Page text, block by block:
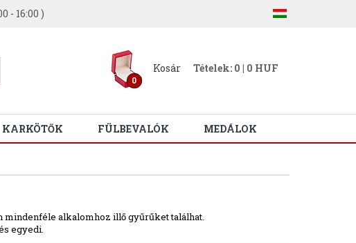
- 16:00 )
0
Kosár Tételek: 0 | 0 HUF
KARKÖTŐK FÜLBEVALÓK MEDÁLOK
mindenféle alkalomhoz illő gyűrűket találhat.
egyedi.